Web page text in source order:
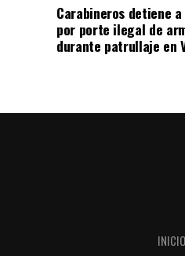
Carabineros detiene
por porte ilegal de
durante patrullaje en
INICIO